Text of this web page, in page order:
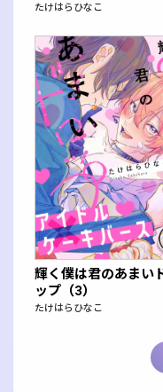
たけはらひなこ
輝く僕は君のあまい
ップ（3）
たけはらひなこ